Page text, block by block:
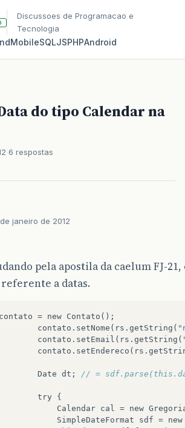
Discussoes de Programacao e
Tecnologia
MobileSQLJSPHPAndroid
do tipo Calendar na
6 respostas
janeiro de 2012
pela apostila da caelum FJ-
a datas.
contato = new Contato ();
contato . setNome ( rs . getString (
contato . setEmail ( rs . getString (
contato . setEndereco ( rs .
Date dt ; // =
try {
Calendar cal = new
SimpleDateFormat
sdf = new